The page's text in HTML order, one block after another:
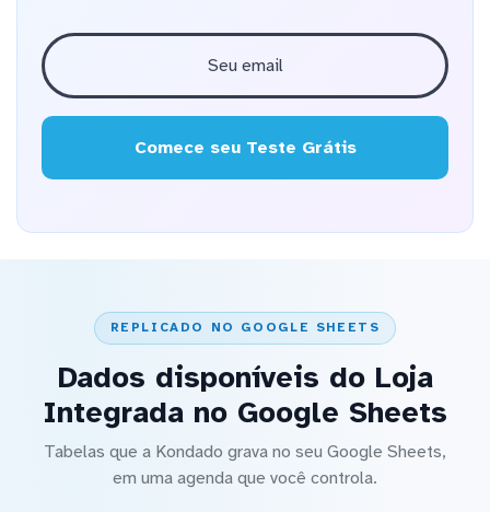
Comece seu Teste Grátis
REPLICADO NO GOOGLE SHEETS
Dados disponíveis do Loja
Integrada no Google Sheets
Tabelas que a Kondado grava no seu Google Sheets,
em uma agenda que você controla.